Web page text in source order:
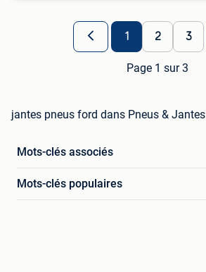
1 2 3
Page 1 sur 3
jantes pneus ford dans Pneus & Jantes
Mots-clés associés
Mots-clés populaires